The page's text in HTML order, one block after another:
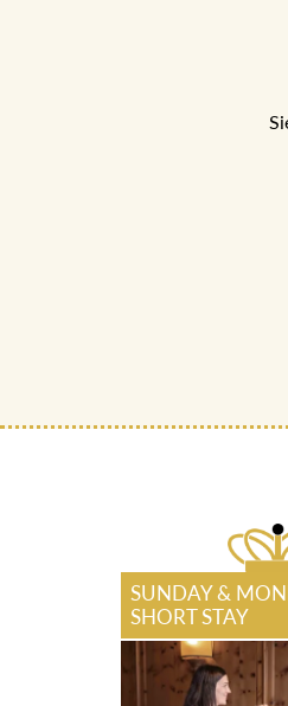
SUNDAY &
SHORT STAY